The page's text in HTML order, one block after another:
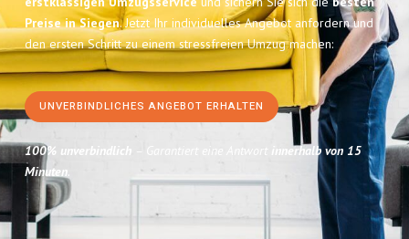
Preise in Siegen. Jetzt Ihr individuelles Angebot anfordern und
den ersten Schritt zu einem stressfreien Umzug machen:
UNVERBINDLICHES ANGEBOT ERHALTEN
100% unverbindlich – Garantiert eine Antwort innerhalb von 15
Minuten.